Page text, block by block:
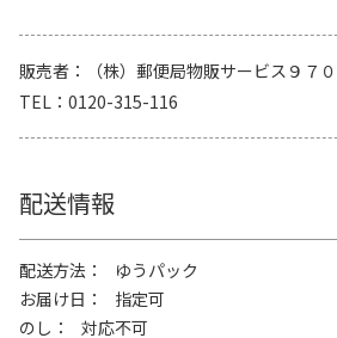
販売者
（株）郵便局物販サービス９７
TEL
0120-315-116
配送情報
配送方法
ゆうパック
お届け日
指定可
のし
対応不可